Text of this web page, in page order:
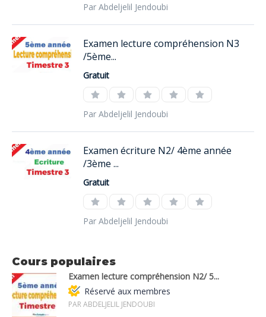
Par Abdeljelil Jendoubi
Examen lecture compréhension N3
/5ème...
Gratuit
Par Abdeljelil Jendoubi
Examen écriture N2/ 4ème année
/3ème ...
Gratuit
Par Abdeljelil Jendoubi
Cours populaires
Examen lecture compréhension N2/ 5...
Réservé aux membres
PAR ABDELJELIL JENDOUBI